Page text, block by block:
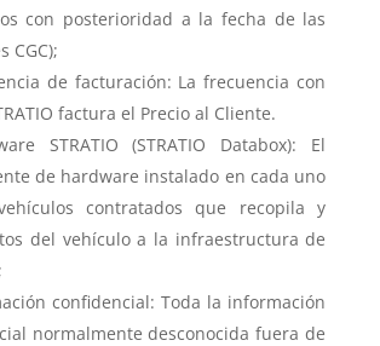
con posterioridad a la fecha de las
CGC);
de facturación: La frecuencia con
factura el Precio al Cliente.
STRATIO (STRATIO Databox): El
de hardware instalado en cada uno
contratados que recopila y
del vehículo a la infraestructura de
confidencial: Toda la información
normalmente desconocida fuera de